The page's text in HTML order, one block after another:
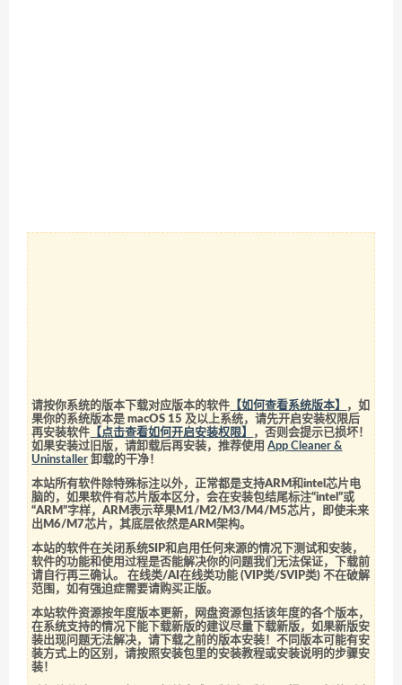
请按你系统的版本下载对应版本的软件 【如何查看系统版本】
，如
果你的系统版本是 macOS 15 及以上系统，请先开启安装权限后
再安装软件 【点击查看如何开启安装权限】
，否则会提示已损坏！
如果安装过旧版，请卸载后再安装，推荐使用App Cleaner &
Uninstaller 卸载的干净！
本站所有软件除特殊标注以外，正常都是支持ARM和intel芯片电
脑的，如果软件有芯片版本区分，会在安装包结尾标注“intel”或
“ARM”字样，ARM表示苹果M1/M2/M3/M4/M5芯片，即使未来
出M6/M7芯片，其底层依然是ARM架构。
本站的软件在关闭系统SIP和启用任何来源的情况下测试和安装，
软件的功能和使用过程是否能解决你的问题我们无法保证，下载前
请自行再三确认。 在线类/AI在线类功能 (VIP类/SVIP类) 不在破解
范围，如有强迫症需要请购买正版。
本站软件资源按年度版本更新，网盘资源包括该年度的各个版本，
在系统支持的情况下能下载新版的建议尽量下载新版，如果新版安
装出现问题无法解决，请下载之前的版本安装！不同版本可能有安
装方式上的区别，请按照安装包里的安装教程或安装说明的步骤安
装！